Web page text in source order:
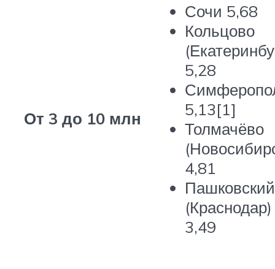
От 3 до 10 млн
Сочи 5,68
Кольцово
5,28
5,13[1]
Толмачёво
4,81
Пашковский
(Краснодар)
3,49